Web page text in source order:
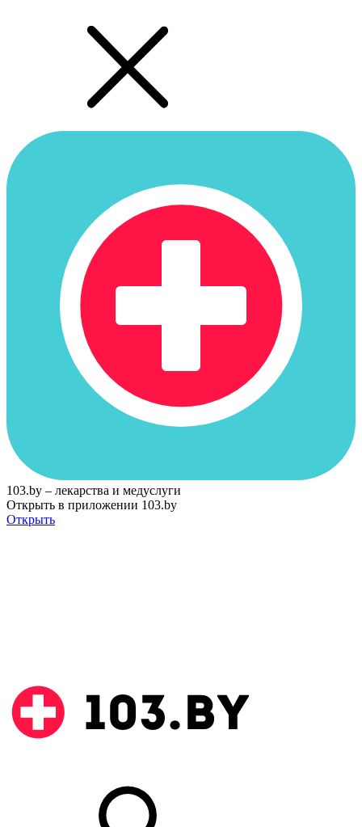
103.by – лекарства и медуслуги
Открыть в приложении 103.by
Открыть